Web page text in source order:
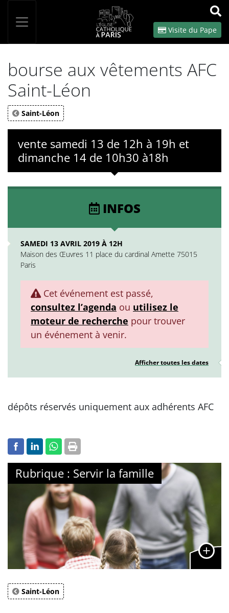
OK
Visite du Pape
bourse aux vêtements AFC
Saint-Léon
Saint-Léon
vente samedi 13 de 12h à 19h et
dimanche 14 de 10h30 à18h
INFOS
SAMEDI 13 AVRIL 2019 À 12H
Maison des Œuvres 11 place du cardinal Amette 75015
Paris
Cet événement est passé,
consultez l’agenda ou utilisez le
moteur de recherche pour trouver
un événement à venir.
Afficher toutes les dates
dépôts réservés uniquement aux adhérents AFC
Rubrique : Servir la famille
Saint-Léon
Panneau de gestion des cookies